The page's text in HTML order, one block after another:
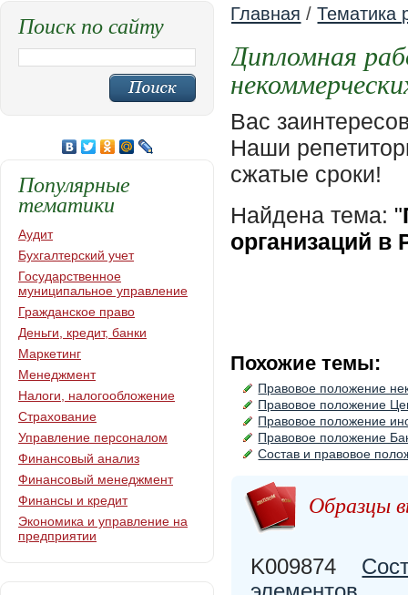
Главная /Тематика
Дипломная
Вас
Наши
сжатые сроки!
Найдена тема: "
организаций в
Похожие темы:
Правовое положение
Правовое положение
Правовое положение
Правовое положение
Состав и правовое
Образцы
K009874
Поиск по сайту
Популярные
тематики
Аудит
Бухгалтерский учет
Государственное
муниципальное управление
Гражданское право
Деньги, кредит, банки
Маркетинг
Менеджмент
Налоги, налогообложение
Страхование
Управление персоналом
Финансовый анализ
Финансовый менеджмент
Финансы и кредит
Экономика и управление на
предприятии